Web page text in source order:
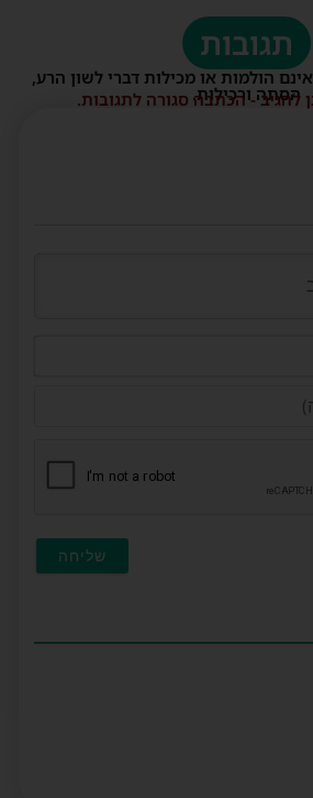
תגובות
הולמות או מכילות דברי לשון הרע,
הסתה ורכילות.
להגיב - הכתבה סגורה לתגובות.